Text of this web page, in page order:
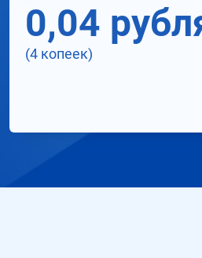
0,04
(4 копеек)